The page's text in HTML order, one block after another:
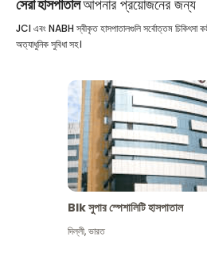
সেরা হাসপাতালআপনার প্রয়োজনের জন্য
JCI এবং NABH স্বীকৃত হাসপাতালগুলি সর্বোত্তম চিকিৎসা
অত্যাধুনিক সুবিধা সহ।
Blk সুপার স্পেশালিটি হাসপাতাল
দিল্লী,ভারত